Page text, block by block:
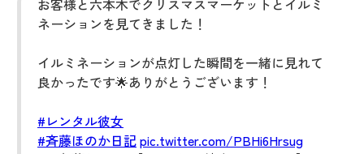
お客様と六本木でクリスマスマーケットとイルミ
ネーションを見てきました！
イルミネーションが点灯した瞬間を一緒に見れて
良かったです🌟ありがとうございます！
#レンタル彼女
#斉藤ほのか日記pic.twitter.com/PBHi6Hrsug